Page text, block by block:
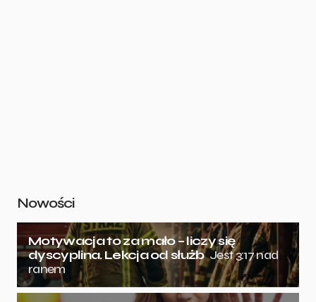
Nowości
Motywacja to za mało – liczy się
dyscyplina. Lekcja od służb Jest 3:17 nad
ranem